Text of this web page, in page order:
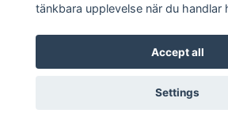
© 2026 LuunailsPowered by
tänkbara upplevelse när du handlar
Accept all
Settings